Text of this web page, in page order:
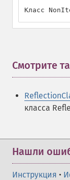
Класс
Смотрите
класса
Нашли
Инструкция •